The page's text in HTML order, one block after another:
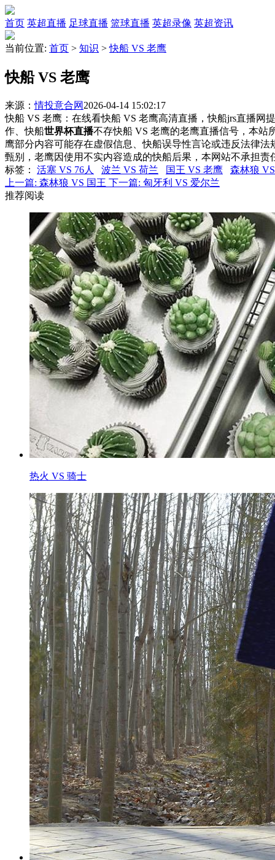
首页 英超直播 足球直播 篮球直播 英超录像 英超资讯
当前位置: 首页 > 知识 >快船 VS 老鹰
快船 VS 老鹰
来源：情投意合网 2026-04-14 15:02:17
快船 VS 老鹰：在线看快船 VS 老鹰高清直播，快船jrs直播网
作、快船世界杯直播不存快船 VS 老鹰的老鹰直播信号，本站
鹰部分内容可能存在虚假信息、快船误导性言论或违反法律法
甄别，老鹰因使用不实内容造成的快船后果，本网站不承担责
标签 ： 活塞 VS 76人 波兰 VS 荷兰 国王 VS 老鹰
森林狼
上一篇: 森林狼 VS 国王 下一篇: 匈牙利 VS 爱尔兰
推荐阅读
热火 VS 骑士